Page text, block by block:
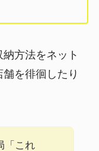
方法をネット
を徘徊したり
「これ